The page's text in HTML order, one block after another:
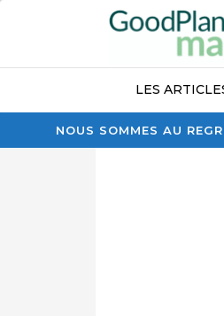
NOUS SOMMES AU
LES